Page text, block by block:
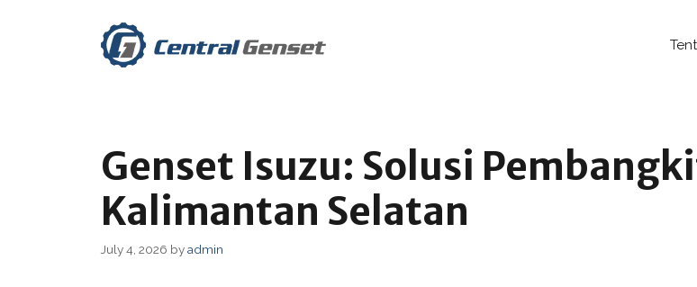
Genset Isuzu: Solusi
Kalimantan Selatan
July 4, 2026 byadmin